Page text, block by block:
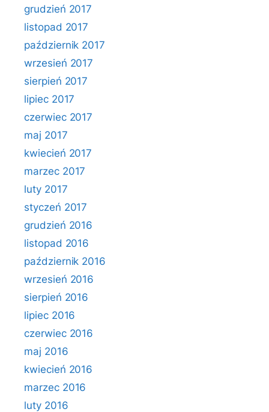
grudzień 2017
listopad 2017
październik 2017
wrzesień 2017
sierpień 2017
lipiec 2017
czerwiec 2017
maj 2017
kwiecień 2017
marzec 2017
luty 2017
styczeń 2017
grudzień 2016
listopad 2016
październik 2016
wrzesień 2016
sierpień 2016
lipiec 2016
czerwiec 2016
maj 2016
kwiecień 2016
marzec 2016
luty 2016